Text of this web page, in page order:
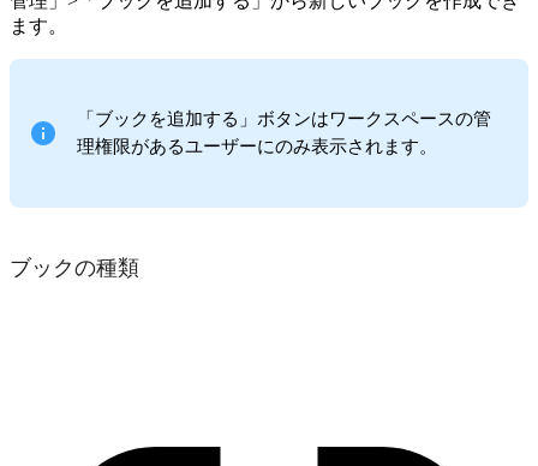
ます。
「ブックを追加する」ボタンはワークスペースの管
理権限があるユーザーにのみ表示されます。
ブックの種類